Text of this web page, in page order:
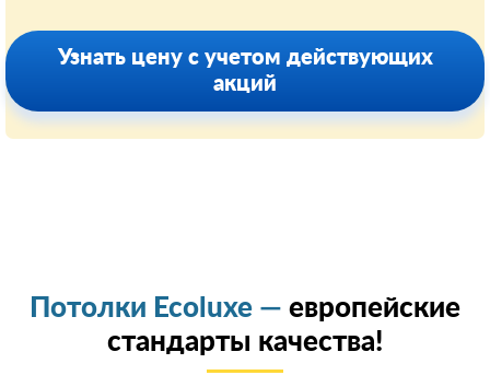
Узнать цену с учетом действующих
акций
Потолки Ecoluxe — европейские
стандарты качества!